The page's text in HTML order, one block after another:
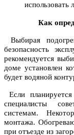
Как
Выбирая
безопасность
рекомендуется
доме установлен
будет водяной
Если
специалисты
системам.
монтажа.
при отъезде из